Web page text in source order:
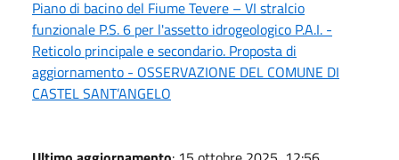
Piano di bacino del Fiume Tevere – VI stralcio
funzionale P.S. 6 per l'assetto idrogeologico P.A.I. -
Reticolo principale e secondario. Proposta di
aggiornamento - OSSERVAZIONE DEL COMUNE DI
CASTEL SANT’ANGELO